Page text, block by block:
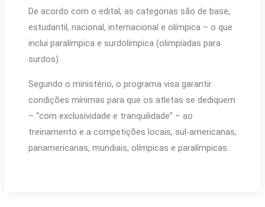
De acordo com o edital, as categorias são de base,
estudantil, nacional, internacional e olímpica – o que
inclui paralímpica e surdolímpica (olimpíadas para
surdos).
Segundo o ministério, o programa visa garantir
condições mínimas para que os atletas se dediquem
– “com exclusividade e tranquilidade” – ao
treinamento e a competições locais, sul-americanas,
panamericanas, mundiais, olímpicas e paralímpicas.